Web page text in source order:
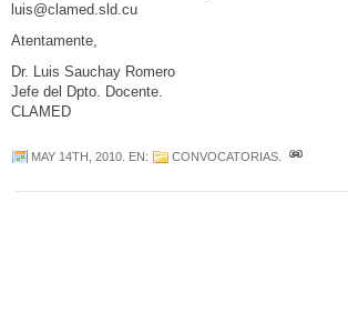
luis@clamed.sld.cu
Atentamente,
Dr. Luis Sauchay Romero
Jefe del Dpto. Docente.
CLAMED
MAY 14TH, 2010 . EN: CONVOCATORIAS